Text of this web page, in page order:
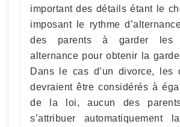
important des détails étant le
imposant le rythme
des parents à garder les
alternance pour obtenir la
Dans le cas d’un divorce, les
devraient être considérés à
de la loi, aucun des
s’attribuer automatiquement